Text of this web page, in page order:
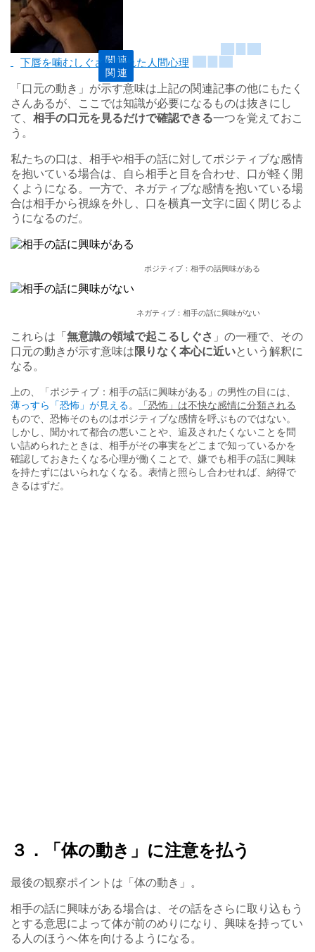
下唇を噛むしぐさに隠れた人間心理
「口元の動き」が示す意味は上記の関連記事の他にもたく
さんあるが、ここでは知識が必要になるものは抜きにし
て、 相手の口元を見るだけで確認できる一つを覚えておこ
う。
私たちの口は、相手や相手の話に対してポジティブな感情
を抱いている場合は、自ら相手と目を合わせ、口が軽く開
くようになる。一方で、ネガティブな感情を抱いている場
合は相手から視線を外し、口を横真一文字に固く閉じるよ
うになるのだ。
ポジティブ：相手の話興味がある
ネガティブ：相手の話に興味がない
これらは「 無意識の領域で起こるしぐさ 」の一種で、その
口元の動きが示す意味は限りなく本心に近いという解釈に
なる。
上の、「ポジティブ：相手の話に興味がある」の男性の目には、
薄っすら「恐怖」が見える。
「恐怖」は不快な感情に分類される
もので、恐怖そのものはポジティブな感情を呼ぶものではない。
しかし、聞かれて都合の悪いことや、追及されたくないことを問
い詰められたときは、 相手がその事実をどこまで知っているかを
確認しておきたくなる心理が働く ことで、嫌でも相手の話に興味
を持たずにはいられなくなる。表情と照らし合わせれば、納得で
きるはずだ。
３．「体の動き」に注意を払う
最後の観察ポイントは「体の動き」。
相手の話に興味がある場合は、その話をさらに取り込もう
とする意思によって体が前のめりになり、興味を持ってい
る人のほうへ体を向けるようになる。